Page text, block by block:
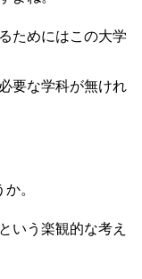
ためにはこの大学
要な学科が無けれ
。
いう楽観的な考え